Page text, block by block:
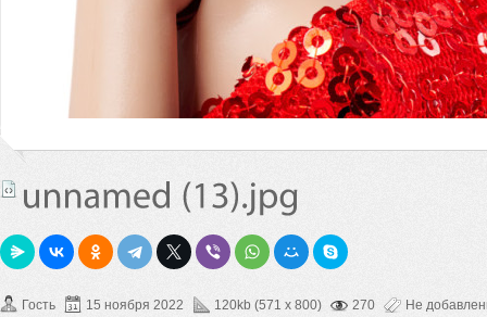
Гость 15 ноября 2022 120kb (571 x 800) 270 Не